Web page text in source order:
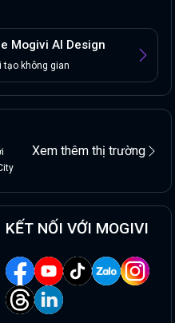
Mogivi AI Design
tạo không gian
Xem thêm thị trường
KẾT NỐI VỚI MOGIVI